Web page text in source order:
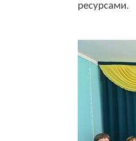
ресурсами.